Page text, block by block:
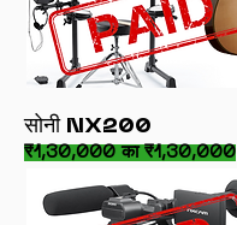
सोनी NX200
₹1,30,000 का ₹1,30,000